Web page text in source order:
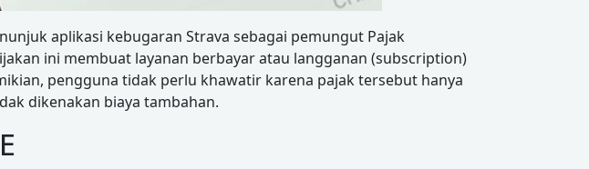
aplikasi kebugaran Strava sebagai pemungut Pajak
ini membuat layanan berbayar atau langganan (subscription)
pengguna tidak perlu khawatir karena pajak tersebut hanya
dikenakan biaya tambahan.